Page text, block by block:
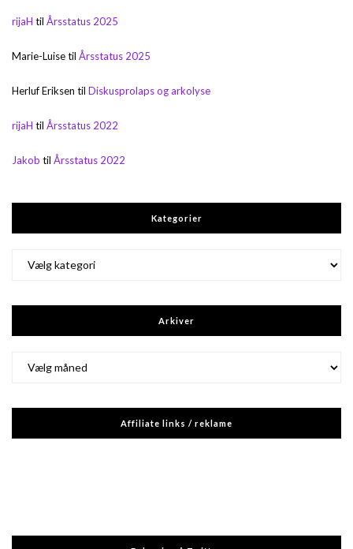
rijaH til Årsstatus 2025
Marie-Luisetil Årsstatus 2025
Herluf Eriksen til Diskusprolaps og arkolyse
rijaH til Årsstatus 2022
Jakob til Årsstatus 2022
Kategorier
Arkiver
Affiliate links / reklame